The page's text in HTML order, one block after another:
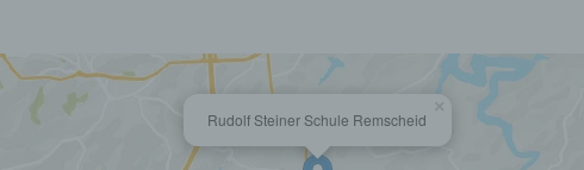
Rudolf Steiner Schule Remscheid
physischen, physiologischen, genetischen, psychischen,
wirtschaftlichen, kulturellen oder sozialen Identität dieser
Person sind, identifiziert werden kann.